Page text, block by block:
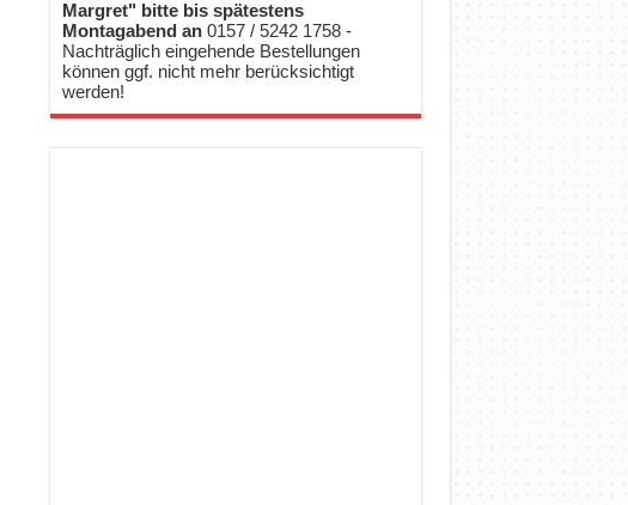
Margret" bitte bis spätestens
Montagabend an 0157 / 5242 1758 -
Nachträglich eingehende Bestellungen
können ggf. nicht mehr berücksichtigt
werden!